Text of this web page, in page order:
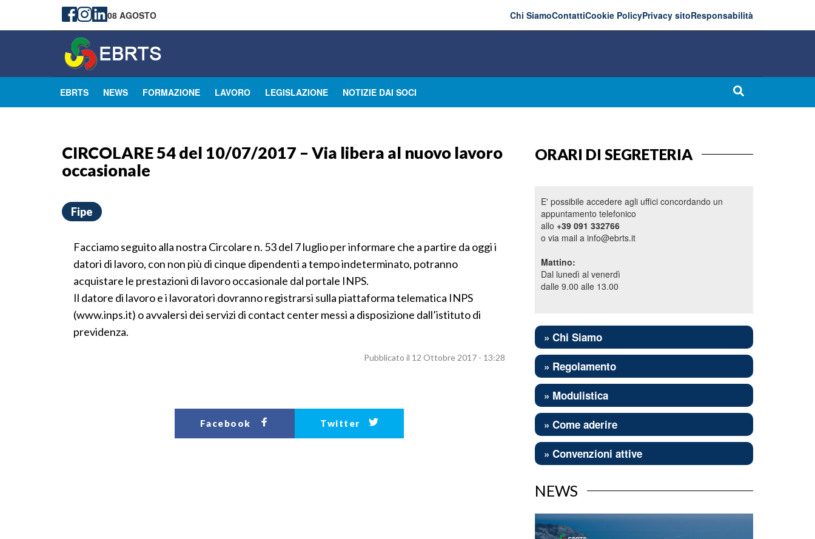
08 AGOSTO Chi SiamoContattiCookie PolicyPrivacy sitoResponsabilità
EBRTS NEWS FORMAZIONE LAVORO LEGISLAZIONE NOTIZIE DAI SOCI
CIRCOLARE 54 del 10/07/2017 – Via libera al nuovo lavoro
occasionale
Fipe
Facciamo seguito alla nostra Circolare n. 53 del 7 luglio per informare che a partire da oggi i
datori di lavoro, con non più di cinque dipendenti a tempo indeterminato, potranno
acquistare le prestazioni di lavoro occasionale dal portale INPS.
Il datore di lavoro e i lavoratori dovranno registrarsi sulla piattaforma telematica INPS
(www.inps.it) o avvalersi dei servizi di contact center messi a disposizione dall’istituto di
previdenza.
Pubblicato il 12 Ottobre 2017 - 13:28
Facebook Twitter
ORARI DI SEGRETERIA
E' possibile accedere agli uffici concordando un
appuntamento telefonico
allo +39 091 332766
o via mail a info@ebrts.it
Mattino:
Dal lunedì al venerdì
dalle 9.00 alle 13.00
» Chi Siamo
» Regolamento
» Modulistica
» Come aderire
» Convenzioni attive
NEWS